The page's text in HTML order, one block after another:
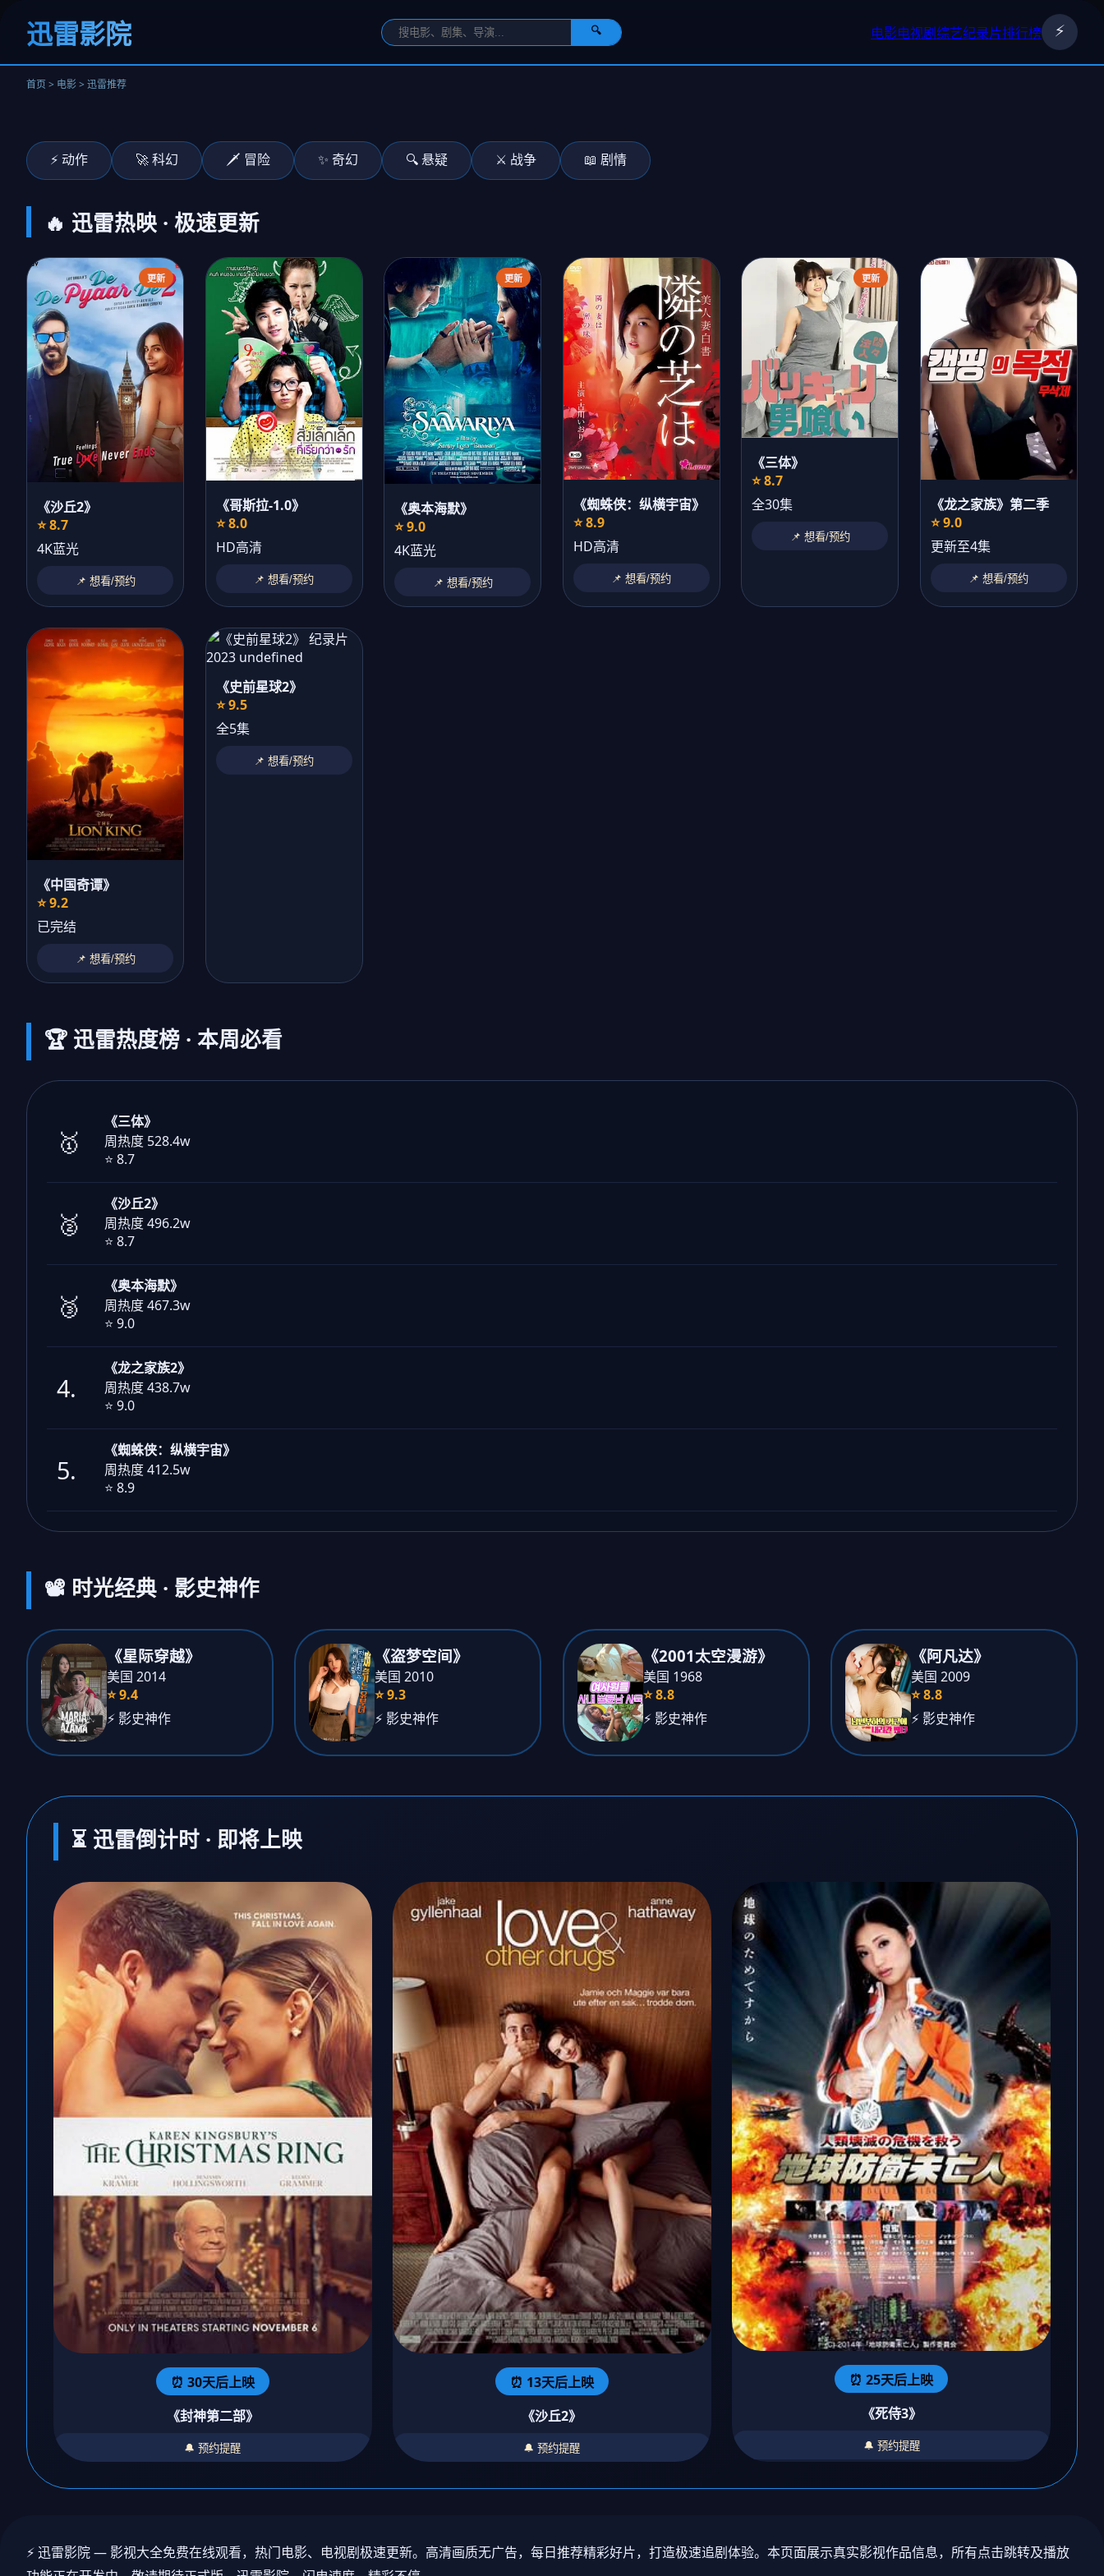
迅雷影院 🔍 电影电视剧综艺纪录片排行榜 ⚡
首页 > 电影 > 迅雷推荐
《奥本海默》
原子震撼
立即观看
⚡ 动作 🚀 科幻 🗡️ 冒险 ✨ 奇幻 🔍 悬疑 ⚔️ 战争 📖 剧情
🔥 迅雷热映 · 极速更新
更新
《沙丘2》
⭐ 8.7
4K蓝光
📌 想看/预约
《哥斯拉-1.0》
⭐ 8.0
HD高清
📌 想看/预约
更新
《奥本海默》
⭐ 9.0
4K蓝光
📌 想看/预约
《蜘蛛侠：纵横宇宙》
⭐ 8.9
HD高清
📌 想看/预约
更新
《三体》
⭐ 8.7
全30集
📌 想看/预约
《龙之家族》第二季
⭐ 9.0
更新至4集
📌 想看/预约
《中国奇谭》
⭐ 9.2
已完结
📌 想看/预约
《史前星球2》
⭐ 9.5
全5集
📌 想看/预约
🏆 迅雷热度榜 · 本周必看
🥇
《三体》
周热度 528.4w
⭐ 8.7
🥈
《沙丘2》
周热度 496.2w
⭐ 8.7
🥉
《奥本海默》
周热度 467.3w
⭐ 9.0
4.
《龙之家族2》
周热度 438.7w
⭐ 9.0
5.
《蜘蛛侠：纵横宇宙》
周热度 412.5w
⭐ 8.9
📽️ 时光经典 · 影史神作
《星际穿越》
美国 2014
⭐ 9.4
⚡ 影史神作
《盗梦空间》
美国 2010
⭐ 9.3
⚡ 影史神作
《2001太空漫游》
美国 1968
⭐ 8.8
⚡ 影史神作
《阿凡达》
美国 2009
⭐ 8.8
⚡ 影史神作
⏳ 迅雷倒计时 · 即将上映
⏰ 30天后上映
《封神第二部》
🔔 预约提醒
⏰ 13天后上映
《沙丘2》
🔔 预约提醒
⏰ 25天后上映
《死侍3》
🔔 预约提醒
⚡ 迅雷影院 — 影视大全免费在线观看，热门电影、电视剧极速更新。高清画质无广告，每日推荐精彩好片，打造极速追剧体验。本页面展示真实影视作品信息，所有点击跳转及播放